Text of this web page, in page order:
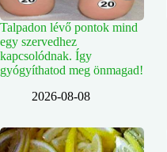
Talpadon lévő pontok mind
egy szervedhez
kapcsolódnak. Így
gyógyíthatod meg önmagad!
2026-08-08